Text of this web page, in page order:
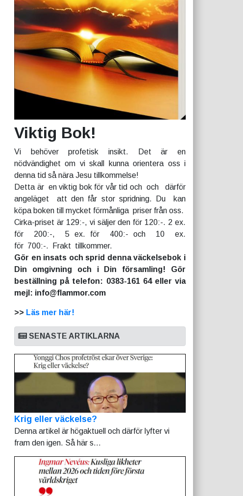
Viktig Bok!
Vi behöver profetisk insikt. Det är en
nödvändighet om vi skall kunna orientera oss i
denna tid så nära Jesu tillkommelse!
Detta är en viktig bok för vår tid och och därför
angeläget att den får stor spridning. Du kan
köpa boken till mycket förmånliga priser från oss.
Cirka-priset är 129:-, vi säljer den för 120:-. 2 ex.
för 200:-, 5 ex. för 400:- och 10 ex.
för 700:-. Frakt tillkommer.
Gör en insats och sprid denna väckelsebok i
Din omgivning och i Din församling! Gör
beställning på telefon: 0383-161 64 eller via
mejl: info@flammor.com
>> Läs mer här!
SENASTE ARTIKLARNA
Krig eller väckelse?
Denna artikel är högaktuell och därför lyfter vi
fram den igen. Så här s...